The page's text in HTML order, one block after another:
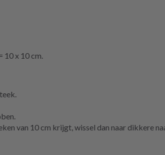
10 x 10 cm.
van 10 cm krijgt, wissel dan naar dikkere